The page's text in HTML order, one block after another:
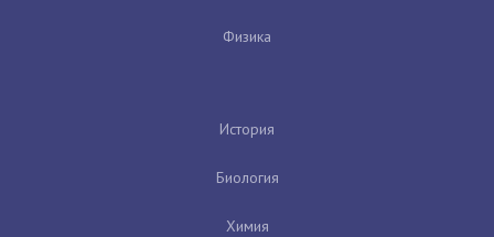
Физика
История
Биология
Химия